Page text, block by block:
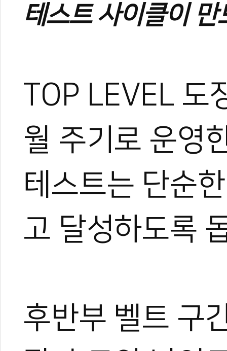
테스트 사이클이
TOP LEVEL 도
월 주기로 운영
테스트는 단순
고 달성하도록
후반부 벨트 구